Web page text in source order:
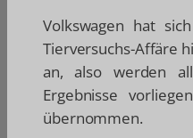
Volkswagen hat
Tierversuchs-Affäre
an, also werden
Ergebnisse
übernommen.